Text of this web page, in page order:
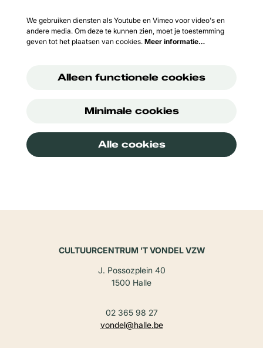
We gebruiken diensten als Youtube en Vimeo voor video's en
andere media. Om deze te kunnen zien, moet je toestemming
geven tot het plaatsen van cookies. Meer informatie…
Alleen functionele cookies
Minimale cookies
Alle cookies
CULTUURCENTRUM ’T VONDEL VZW
J. Possozplein 40
1500 Halle
02 365 98 27
vondel@halle.be